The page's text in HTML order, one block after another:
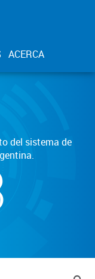
ACERCA
del sistema de